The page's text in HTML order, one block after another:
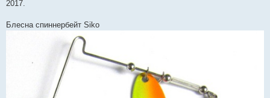
о
е
н
2017.
Блесна спиннербейт Siko